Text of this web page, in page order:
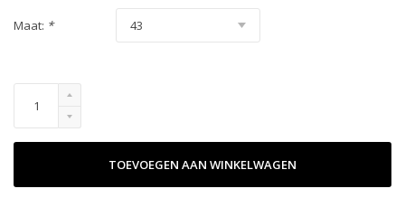
Maat: *
TOEVOEGEN AAN WINKELWAGEN